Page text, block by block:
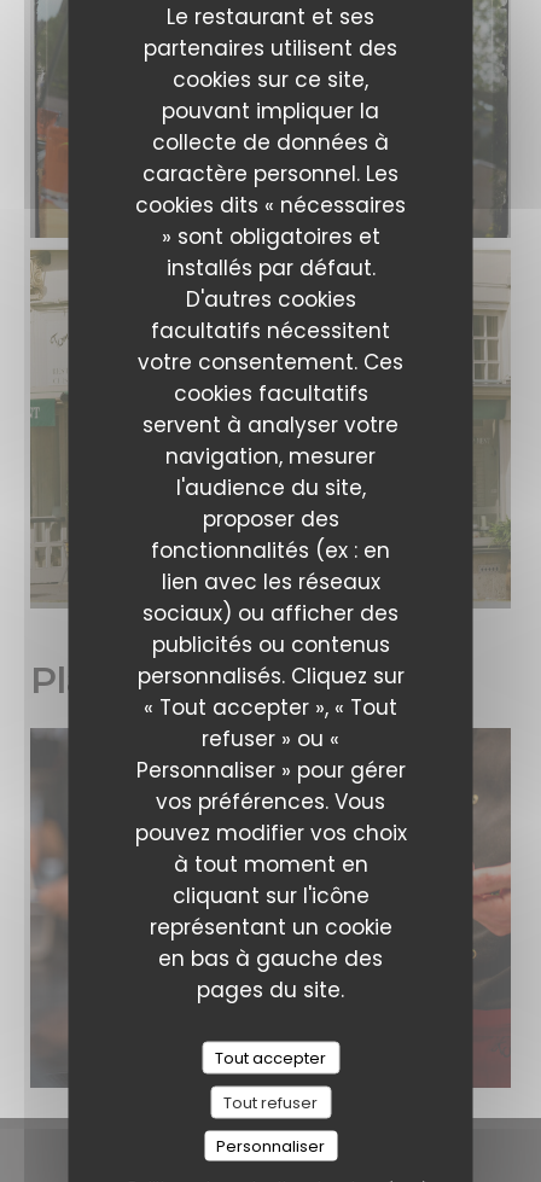
Le restaurant et ses
partenaires utilisent des
cookies sur ce site,
pouvant impliquer la
collecte de données à
caractère personnel. Les
cookies dits « nécessaires
» sont obligatoires et
installés par défaut.
D'autres cookies
facultatifs nécessitent
votre consentement. Ces
cookies facultatifs
servent à analyser votre
navigation, mesurer
l'audience du site,
proposer des
fonctionnalités (ex : en
lien avec les réseaux
sociaux) ou afficher des
publicités ou contenus
personnalisés. Cliquez sur
« Tout accepter », « Tout
refuser » ou «
Personnaliser » pour gérer
vos préférences. Vous
pouvez modifier vos choix
à tout moment en
cliquant sur l'icône
représentant un cookie
en bas à gauche des
pages du site.
Tout accepter
Tout refuser
Personnaliser
Plats